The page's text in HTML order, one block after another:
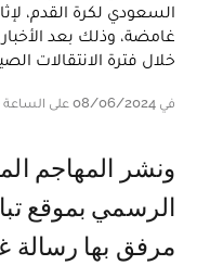
السعودي لكرة القدم،
غامضة، وذلك بعد
خلال فترة الانتقالات
في 08/06/2024 على الساعة 08:30
ونشر المهاجم المغربي صورة، عبر حسابه
الرسمي بموقع
مرفق بها رسالة